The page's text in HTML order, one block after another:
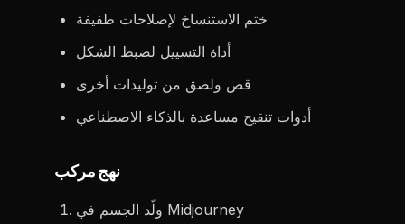
ختم الاستنساخ لإصلاحات طفيفة
أداة التسييل لضبط الشكل
قص ولصق من توليدات أخرى
أدوات تنقيح مساعدة بالذكاء الاصطناعي
نهج مركب
ولّد الجسم في Midjourney